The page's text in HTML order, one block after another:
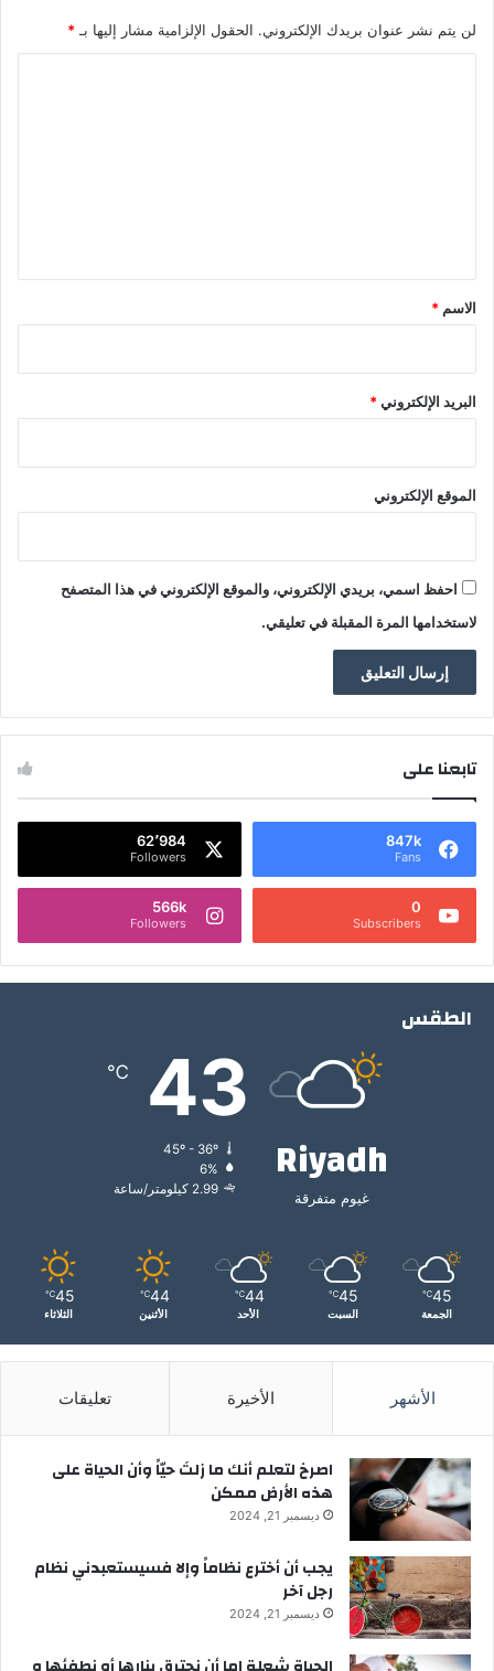
لن يتم نشر عنوان بريدك الإلكتروني. الحقول الإلزامية مشار إليها بـ *
*
الاسم *
البريد الإلكتروني*
الموقع الإلكتروني
احفظ اسمي، بريدي الإلكتروني، والموقع الإلكتروني في هذا المتصفح
لاستخدامها المرة المقبلة في تعليقي.
تابعنا على
847k
Fans
62٬984
Followers
0
Subscribers
566k
Followers
الطقس
Riyadh
غيوم متفرقة
43
℃
45º - 36º
6%
2.99 كيلومتر/ساعة
45
℃
الجمعة
45
℃
السبت
44
℃
الأحد
44
℃
الأثنين
45
℃
الثلاثاء
الأشهر الأخيرة تعليقات
‫اصرخ لتعلم أنك ما زلتَ حيّاً وأن الحياة على
هذه الأرض ممكن
ديسمبر 21, 2024
يجب أن أخترع نظاماً وإلا فسيستعبدني نظام
رجل آخر
ديسمبر 21, 2024